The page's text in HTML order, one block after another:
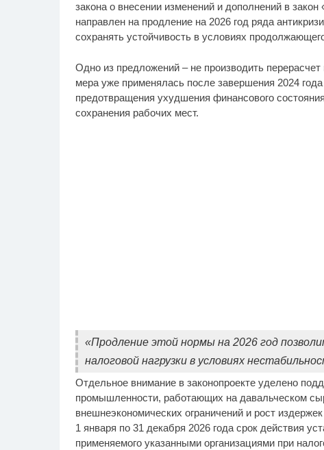
закона о внесении изменений и дополнений в
направлен на продление на 2026 год ряда
сохранять устойчивость в условиях
Одно из предложений – не производить
мера уже применялась после завершения 2024
предотвращения ухудшения финансового
сохранения рабочих мест.
«Продление этой нормы на 2026 год
налоговой нагрузки в условиях
Отдельное внимание в законопроекте уделено
промышленности, работающих на давальческом
внешнеэкономических ограничений и рост
1 января по 31 декабря 2026 года срок действия
применяемого указанными организациями при